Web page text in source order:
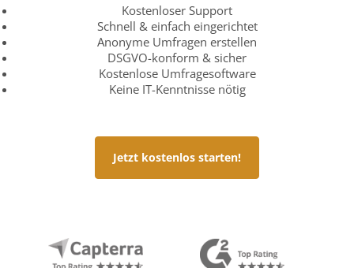
Kostenloser Support
Schnell & einfach eingerichtet
Anonyme Umfragen erstellen
DSGVO-konform & sicher
Kostenlose Umfragesoftware
Keine IT-Kenntnisse nötig
Jetzt kostenlos starten!